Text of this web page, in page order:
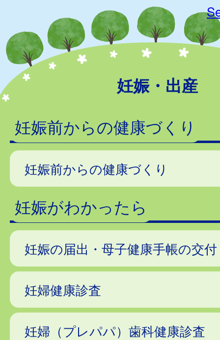
妊娠・出産
妊娠前からの健康づくり
妊娠前からの健康づくり
妊娠がわかったら
妊娠の届出・母子健康手帳の交付
妊婦健康診査
妊婦（プレパパ）歯科健康診査